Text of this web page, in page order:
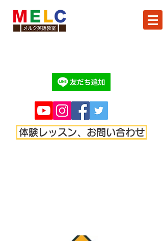
体験レッスン、お問い合わせ